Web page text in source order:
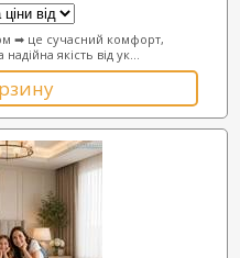
➡ це сучасний комфорт,
якість від ук...